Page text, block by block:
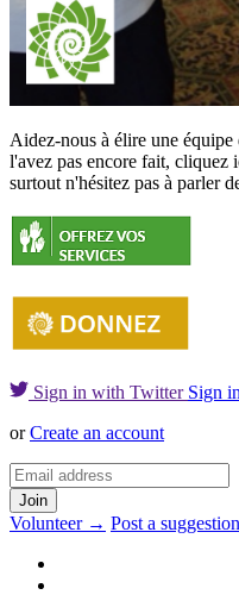
Aidez-nous à élire une
l'avez pas encore fait,
surtout n'hésitez pas à parler
Sign in with Twitter Sign
orCreate an account
Volunteer → Post a